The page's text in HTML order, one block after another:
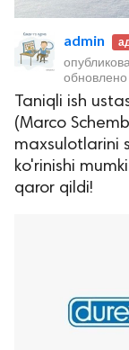
admin
обновлено
Taniqli ish
(Marco
maxsulotlarini
ko'rinishi
qaror qildi!